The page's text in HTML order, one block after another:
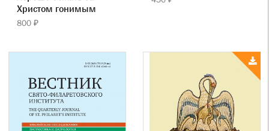
Христом гонимым
800 ₽